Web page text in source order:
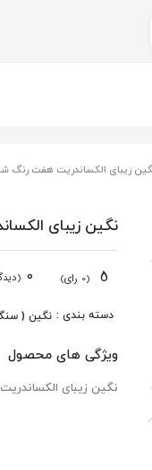
زیبای الکساندریت هفت
نگین زیبای
(0 رای) 0
دسته بندی : نگین (
ویژگی های محصول
نگین زیبای